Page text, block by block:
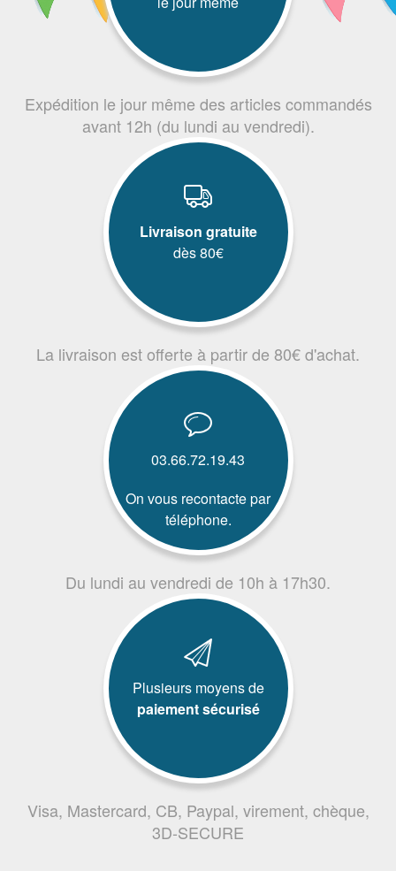
Expédition le jour même des articles commandés
avant 12h (du lundi au vendredi).
Livraison gratuite
dès 80€
La livraison est offerte à partir de 80€ d'achat.
03.66.72.19.43
On vous recontacte par
téléphone.
Du lundi au vendredi de 10h à 17h30.
Plusieurs moyens de
paiement sécurisé
Visa, Mastercard, CB, Paypal, virement, chèque,
3D-SECURE